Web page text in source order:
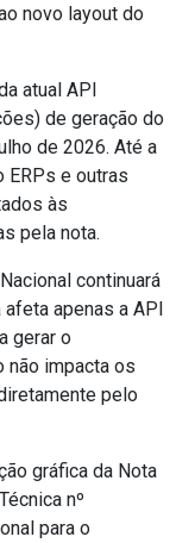
novo layout do
atual API
de geração do
de 2026. Até a
ERPs e outras
às
pela nota.
continuará
afeta apenas a API
gerar o
não impacta os
pelo
gráfica da Nota
nº
para o